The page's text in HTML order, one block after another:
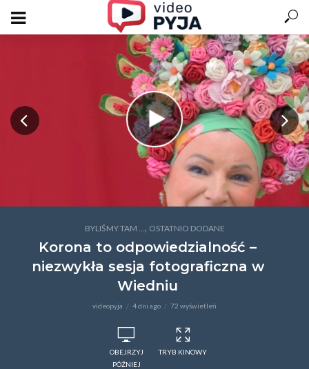
BYLIŚMY TAM ..., OSTATNIO DODANE
Korona to odpowiedzialność –
niezwykła sesja fotograficzna w
Wiedniu
videopyja 4 dni ago 72 wyświetleń
OBEJRZYJ
PÓŹNIEJ
TRYB KINOWY